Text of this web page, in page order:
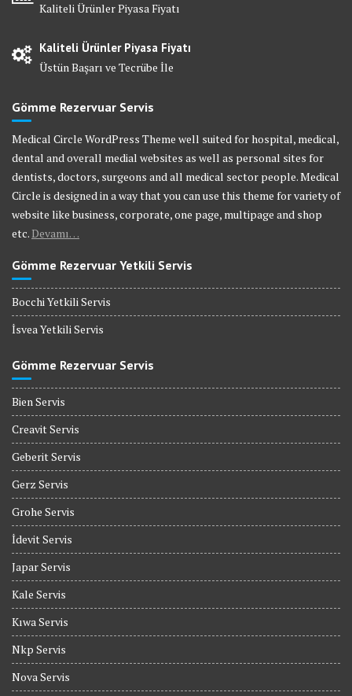
Kaliteli Ürünler Piyasa Fiyatı
Kaliteli Ürünler Piyasa Fiyatı
Üstün Başarı ve Tecrübe İle
Gömme Rezervuar Servis
Medical Circle WordPress Theme well suited for hospital, medical,
dental and overall medial websites as well as personal sites for
dentists, doctors, surgeons and all medical sector people. Medical
Circle is designed in a way that you can use this theme for variety of
website like business, corporate, one page, multipage and shop
etc.Devamı…
Gömme Rezervuar Yetkili Servis
Bocchi Yetkili Servis
İsvea Yetkili Servis
Gömme Rezervuar Servis
Bien Servis
Creavit Servis
Geberit Servis
Gerz Servis
Grohe Servis
İdevit Servis
Japar Servis
Kale Servis
Kıwa Servis
Nkp Servis
Nova Servis